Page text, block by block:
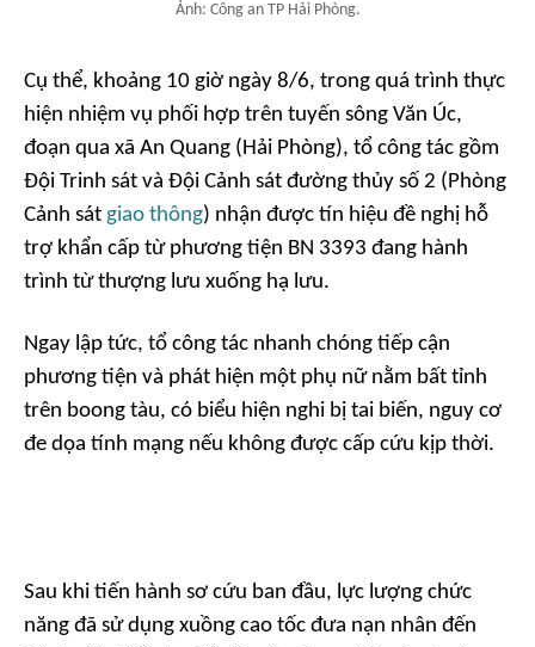
Ảnh: Công an TP Hải Phòng.
Cụ thể, khoảng 10 giờ ngày 8/6, trong quá trình thực
hiện nhiệm vụ phối hợp trên tuyến sông Văn Úc,
đoạn qua xã An Quang (Hải Phòng), tổ công tác gồm
Đội Trinh sát và Đội Cảnh sát đường thủy số 2 (Phòng
Cảnh sát giao thông) nhận được tín hiệu đề nghị hỗ
trợ khẩn cấp từ phương tiện BN 3393 đang hành
trình từ thượng lưu xuống hạ lưu.
Ngay lập tức, tổ công tác nhanh chóng tiếp cận
phương tiện và phát hiện một phụ nữ nằm bất tỉnh
trên boong tàu, có biểu hiện nghi bị tai biến, nguy cơ
đe dọa tính mạng nếu không được cấp cứu kịp thời.
Sau khi tiến hành sơ cứu ban đầu, lực lượng chức
năng đã sử dụng xuồng cao tốc đưa nạn nhân đến